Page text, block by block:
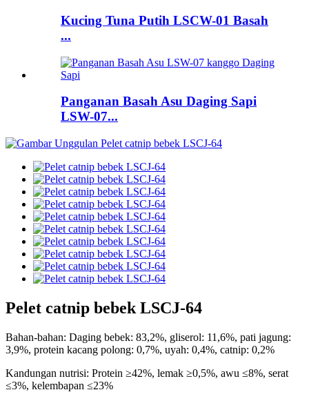
Kucing Tuna Putih LSCW-01 Basah
...
Panganan Basah Asu Daging Sapi
LSW-07...
Pelet catnip bebek LSCJ-64
Bahan-bahan: Daging bebek: 83,2%, gliserol: 11,6%, pati jagung:
3,9%, protein kacang polong: 0,7%, uyah: 0,4%, catnip: 0,2%
Kandungan nutrisi: Protein ≥42%, lemak ≥0,5%, awu ≤8%, serat
≤3%, kelembapan ≤23%